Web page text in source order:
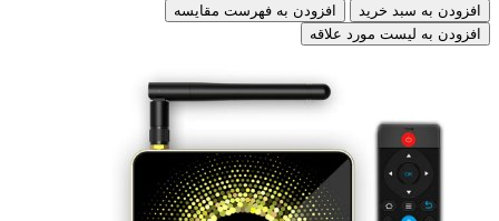
افزودن به سبد خرید
افزودن به فهرست مقایسه
افزودن به لیست مورد علاقه